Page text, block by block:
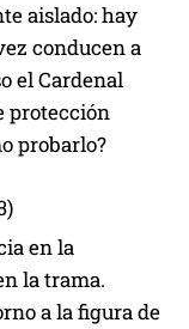
aislado: hay
conducen a
el Cardenal
protección
probarlo?
en la
la trama.
a la figura de